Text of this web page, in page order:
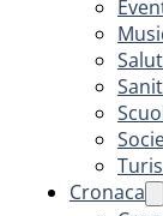
Cronaca